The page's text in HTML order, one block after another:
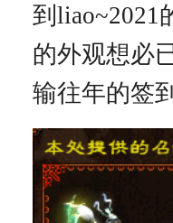
到liao~2021
的外观想必
输往年的签